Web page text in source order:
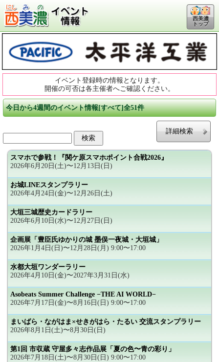
西美濃
トップ
イベント登録時の情報となります。
開催の可否は各主催者へご確認ください。
今日から4週間のイベント情報[すべて]全51件
詳細検索
スマホで参戦！『関ケ原スマホポイント合戦2026』
2026年6月20日(土)〜12月13日(日)
お城LINEスタンプラリー
2026年4月24日(金)〜12月26日(土)
大垣三城歴史カードラリー
2026年6月10日(水)〜12月27日(日)
企画展「豊臣氏ゆかりの城 墨俣一夜城・大垣城」
2026年1月4日(日)〜12月28日(月) 9:00〜17:00
水都大垣ワンダーラリー
2026年4月10日(金)〜2027年3月31日(水)
Asobeats Summer Challenge −THE AI WORLD−
2026年7月17日(金)〜8月16日(日) 9:00〜17:00
まいばら・ながはま×せきがはら・たるい 交流スタンプラリー
2026年8月1日(土)〜8月30日(日)
第1回 市収蔵 守屋多々志作品展「夏の色〜青の彩り」
2026年7月18日(土)〜8月30日(日) 9:00〜17:00